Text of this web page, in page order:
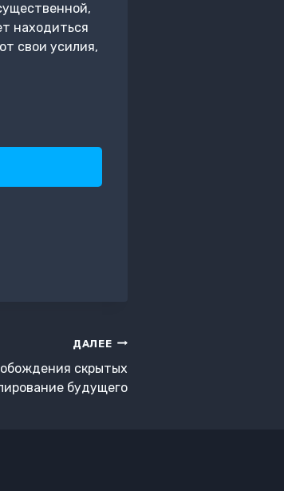
находиться
свои усилия,
ДАЛЕЕ
скрытых
будущего